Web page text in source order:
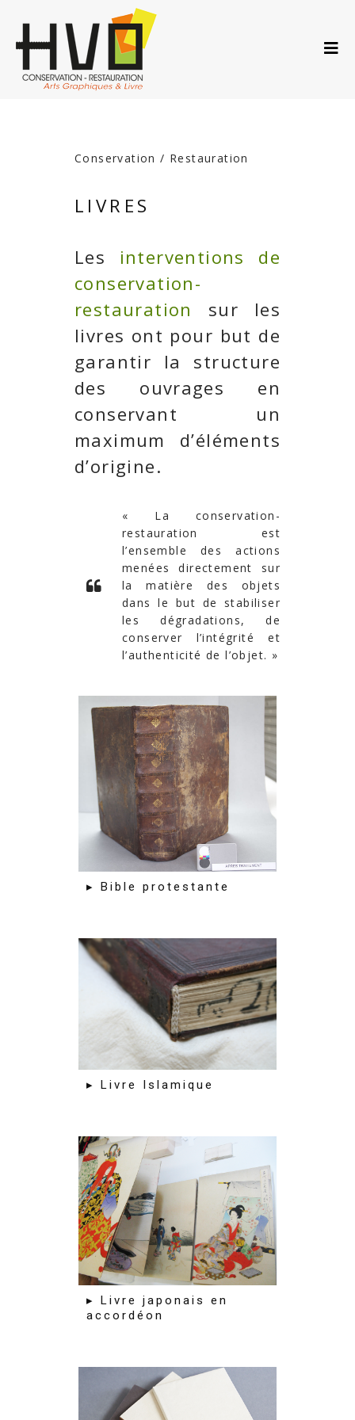
A PROPOS…
PRESTATIONS
CONTACTConservation / Restauration
LIVRES
Les interventions de
conservation-
restauration
sur les
livres ont pour but de
garantir la structure
des ouvrages en
conservant un
maximum d’éléments
d’origine.
« La conservation-
restauration est
l’ensemble des actions
menées directement sur
la matière des objets
dans le but de stabiliser
les dégradations, de
conserver l’intégrité et
l’authenticité de l’objet. »
▸ Bible protestante
▸ Livre Islamique
▸ Livre japonais en
accordéon